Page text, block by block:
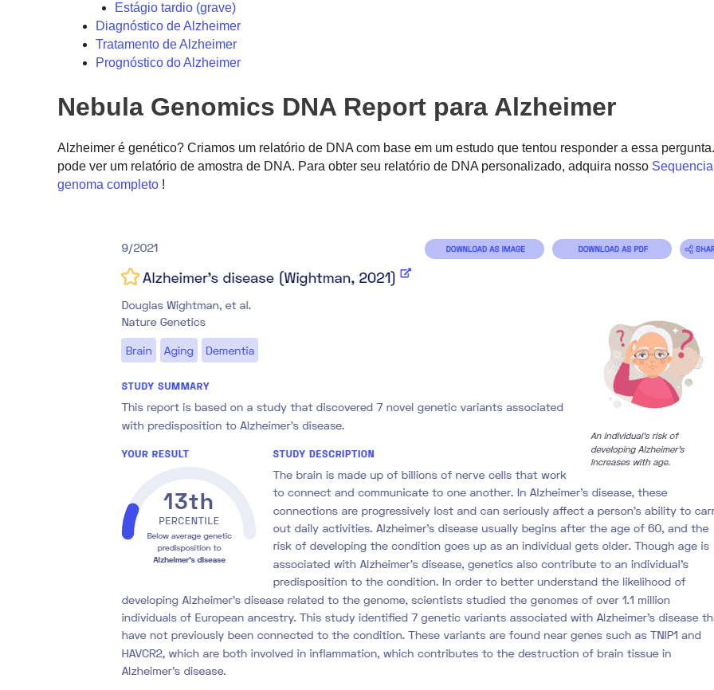
Estágio tardio (grave)
Diagnóstico de Alzheimer
Tratamento de Alzheimer
Prognóstico do Alzheimer
Nebula Genomics DNA Report para Alzheimer
Alzheimer é genético? Criamos um relatório de DNA com base em um estudo que tentou responder a essa
pode ver um relatório de amostra de DNA. Para obter seu relatório de DNA personalizado, adquira nosso
genoma completo !